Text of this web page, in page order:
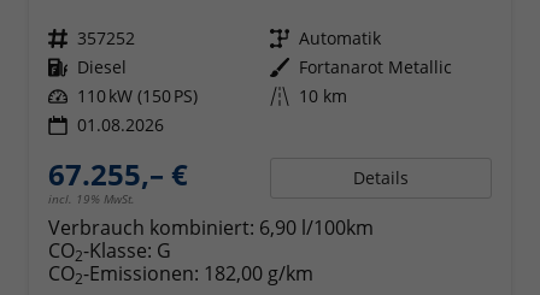
Fahrzeugnr. 357252 Getriebe Automatik
Kraftstoff Diesel Außenfarbe Fortanarot Metallic
Leistung 110 kW (150 PS) Kilometerstand 10 km
01.08.2026
67.255,– €
incl. 19% MwSt.
Details
Verbrauch kombiniert: 6,90 l/100km
CO2-Klasse: G
CO2-Emissionen: 182,00 g/km